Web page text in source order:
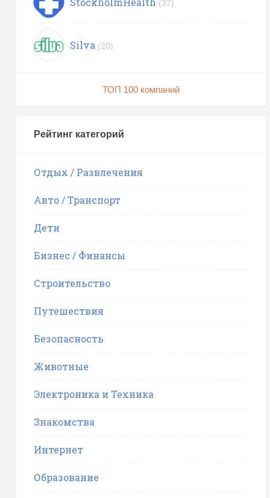
(37)
Silva (20)
ТОП 100 компаний
Рейтинг категорий
Отдых / Развлечения
Авто / Транспорт
Дети
Бизнес / Финансы
Строительство
Путешествия
Безопасность
Животные
Электроника и Техника
Знакомства
Интернет
Образование